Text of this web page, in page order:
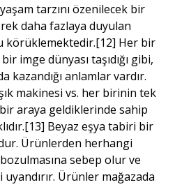
tarzını özenilecek bir
daha fazlaya duyulan
körüklemektedir.[12] Her bir
imge dünyası taşıdığı gibi,
anlamlar vardır.
makinesi vs. her birinin tek
araya geldiklerinde sahip
Beyaz eşya tabiri bir
Ürünlerden herhangi
sebep olur ve
Ürünler mağazada